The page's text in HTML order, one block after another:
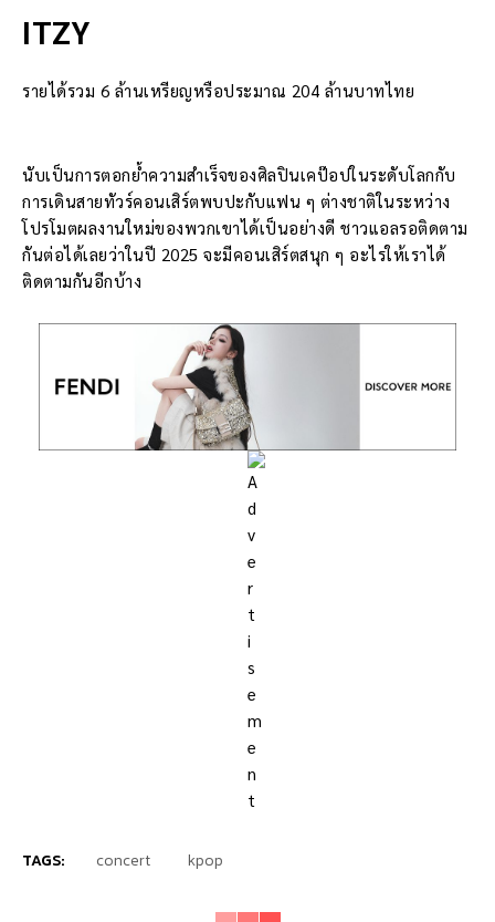
ITZY
รายได้รวม 6 ล้านเหรียญหรือประมาณ 204 ล้านบาทไทย
นับเป็นการตอกย้ำความสำเร็จของศิลปินเคป๊อปในระดับโลกกับ
การเดินสายทัวร์คอนเสิร์ตพบปะกับแฟน ๆ ต่างชาติในระหว่าง
โปรโมตผลงานใหม่ของพวกเขาได้เป็นอย่างดี ชาวแอลรอติดตาม
กันต่อได้เลยว่าในปี 2025 จะมีคอนเสิร์ตสนุก ๆ อะไรให้เราได้
ติดตามกันอีกบ้าง
TAGS: concert kpop